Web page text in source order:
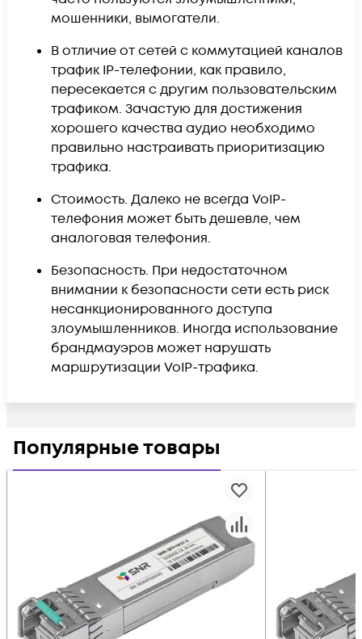
мошенники, вымогатели.
В отличие от сетей с коммутацией каналов
трафик IP-телефонии, как правило,
пересекается с другим пользовательским
трафиком. Зачастую для достижения
хорошего качества аудио необходимо
правильно настраивать приоритизацию
трафика.
Стоимость. Далеко не всегда VoIP-
телефония может быть дешевле, чем
аналоговая телефония.
Безопасность. При недостаточном
внимании к безопасности сети есть риск
несанкционированного доступа
злоумышленников. Иногда использование
брандмауэров может нарушать
маршрутизации VoIP-трафика.
Популярные товары